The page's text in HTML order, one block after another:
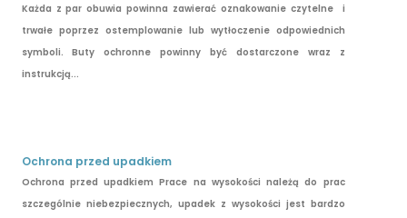
Każda z par obuwia powinna zawierać oznakowanie czytelne i
trwałe poprzez ostemplowanie lub wytłoczenie odpowiednich
symboli. Buty ochronne powinny być dostarczone wraz z
instrukcją...
Ochrona przed upadkiem
Ochrona przed upadkiem Prace na wysokości należą do prac
szczególnie niebezpiecznych, upadek z wysokości jest bardzo